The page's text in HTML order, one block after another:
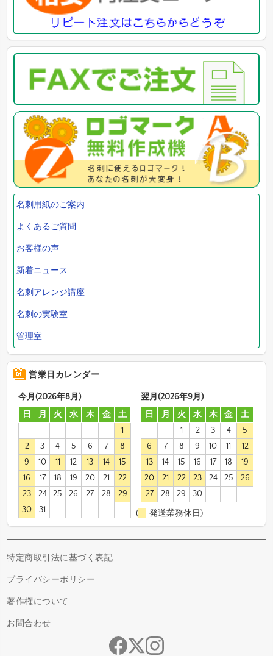
名刺用紙のご案内
よくあるご質問
お客様の声
新着ニュース
名刺アレンジ講座
名刺の実験室
管理室
営業日カレンダー
今月(2026年8月)
日
月 火 水 木 金
土
1
2
3 4 5 6 7
8
9
10 11 12 13 14
15
16
17 18 19 20 21
22
23
24 25 26 27 28
29
30
31
翌月(2026年9月)
日
月 火 水 木 金
土
1
2 3 4
5
6
7 8 9 10 11
12
13
14 15 16 17 18
19
20
21 22 23 24 25
26
27
28 29 30
( 発送業務休日)
特定商取引法に基づく表記
プライバシーポリシー
著作権について
お問合わせ